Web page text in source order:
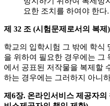
요한 조치를 하여야 한다.
제 32 조 (시험문제로서의 복제)
학교의 입학시험 그 밖에 학식
을 위하여 필요한 경우에는 그
에서 공표된 저작물을 복제할
하는 경우에는 그러하지 아니
제6장. 온라인서비스 제공자의